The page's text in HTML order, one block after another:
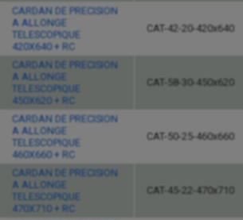
CARDAN DE PRECISION
A ALLONGE
TELESCOPIQUE
420X640 + RC
CAT-42-20-420x640
CARDAN DE PRECISION
A ALLONGE
TELESCOPIQUE
450X620 + RC
CAT-58-30-450x620
CARDAN DE PRECISION
A ALLONGE
TELESCOPIQUE
460X660 + RC
CAT-50-25-460x660
CARDAN DE PRECISION
A ALLONGE
TELESCOPIQUE
470X710 + RC
CAT-45-22-470x710